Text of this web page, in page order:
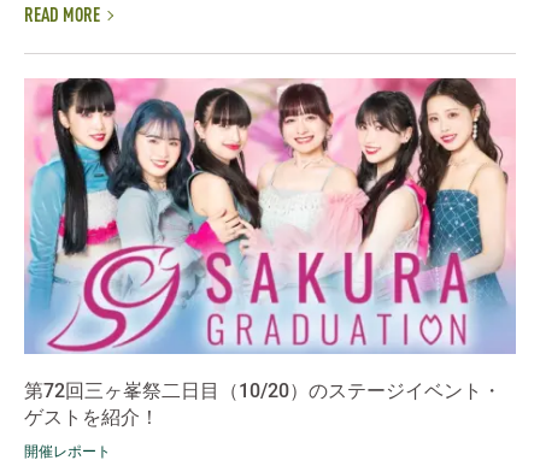
READ MORE
第72回三ヶ峯祭二日目（10/20）のステージイベント・
ゲストを紹介！
開催レポート